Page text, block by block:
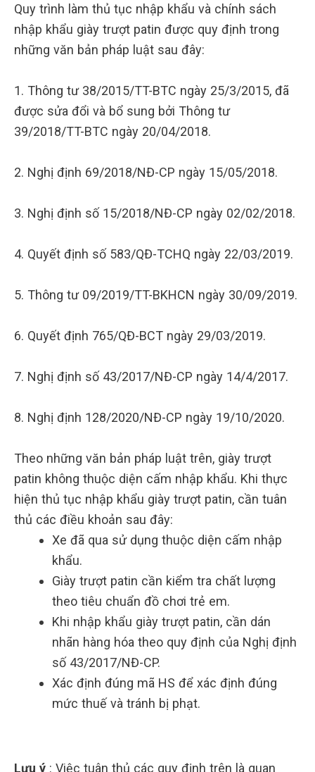
Quy trình làm thủ tục nhập khẩu và chính sách
nhập khẩu giày trượt patin được quy định trong
những văn bản pháp luật sau đây:
1. Thông tư 38/2015/TT-BTC ngày 25/3/2015, đã
được sửa đổi và bổ sung bởi Thông tư
39/2018/TT-BTC ngày 20/04/2018.
2. Nghị định 69/2018/NĐ-CP ngày 15/05/2018.
3. Nghị định số 15/2018/NĐ-CP ngày 02/02/2018.
4. Quyết định số 583/QĐ-TCHQ ngày 22/03/2019.
5. Thông tư 09/2019/TT-BKHCN ngày 30/09/2019.
6. Quyết định 765/QĐ-BCT ngày 29/03/2019.
7. Nghị định số 43/2017/NĐ-CP ngày 14/4/2017.
8. Nghị định 128/2020/NĐ-CP ngày 19/10/2020.
Theo những văn bản pháp luật trên, giày trượt
patin không thuộc diện cấm nhập khẩu. Khi thực
hiện thủ tục nhập khẩu giày trượt patin, cần tuân
thủ các điều khoản sau đây:
Xe đã qua sử dụng thuộc diện cấm nhập
khẩu.
Giày trượt patin cần kiểm tra chất lượng
theo tiêu chuẩn đồ chơi trẻ em.
Khi nhập khẩu giày trượt patin, cần dán
nhãn hàng hóa theo quy định của Nghị định
số 43/2017/NĐ-CP.
Xác định đúng mã HS để xác định đúng
mức thuế và tránh bị phạt.
Lưu ý : Việc tuân thủ các quy định trên là quan